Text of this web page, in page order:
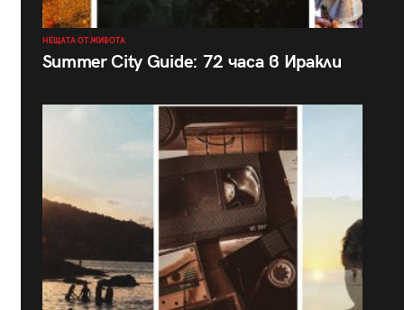
НЕЩАТА ОТ ЖИВОТА
Summer City Guide: 72 часа в Иракли